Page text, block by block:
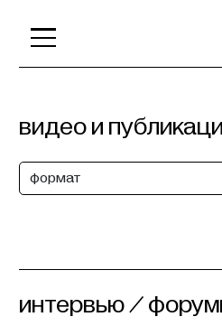
видео и
формат
интервью /